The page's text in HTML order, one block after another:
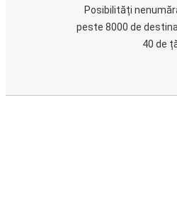
Posibilități
peste 8000 de
40 de